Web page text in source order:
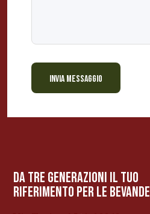
INVIA MESSAGGIO
da tre generazioni il tuo
riferimento per le bevanDe